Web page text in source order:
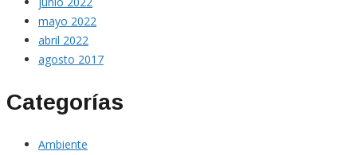
mayo 2022
abril 2022
agosto 2017
Categorías
Ambiente